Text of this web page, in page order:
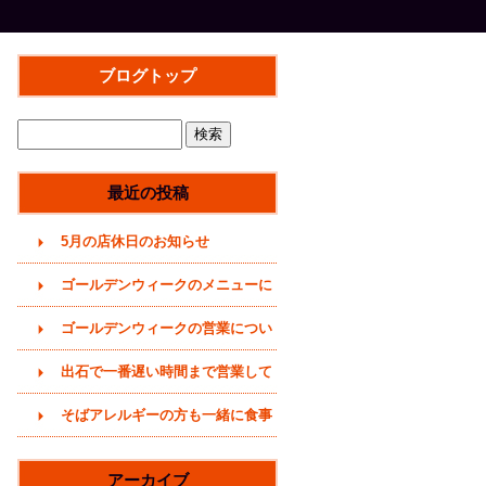
ブログトップ
最近の投稿
5月の店休日のお知らせ
ゴールデンウィークのメニューに
ついて(2026年)
ゴールデンウィークの営業につい
て(2026年4月29日)
出石で一番遅い時間まで営業して
いるそば屋(〜20時まで)
そばアレルギーの方も一緒に食事
をどうぞ (うどんメニューありま
アーカイブ